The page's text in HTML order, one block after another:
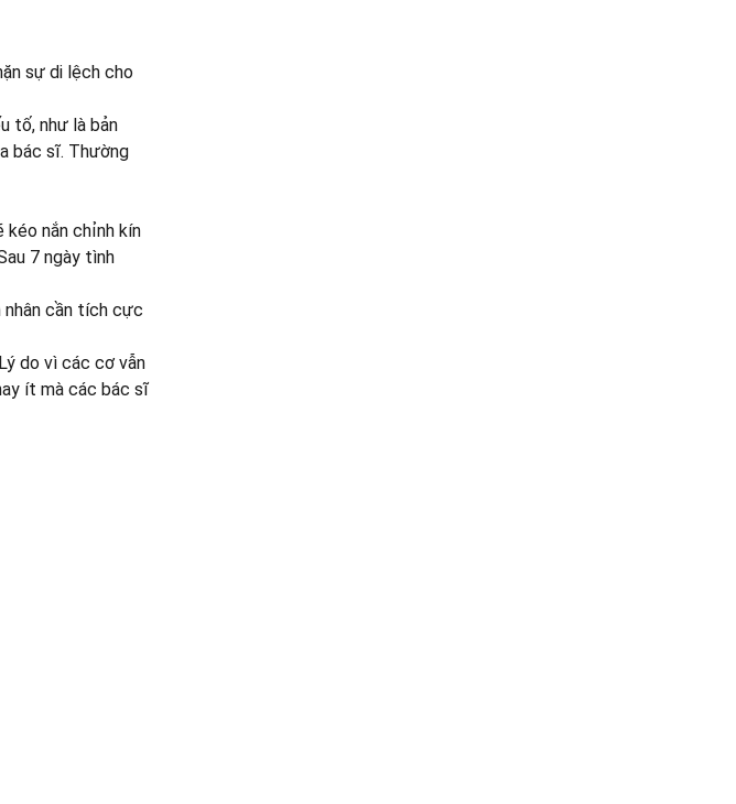
sự di lệch cho
tố, như là bản
bác sĩ. Thường
kéo nắn chỉnh kín
7 ngày tình
cần tích cực
do vì các cơ vẫn
ít mà các bác sĩ